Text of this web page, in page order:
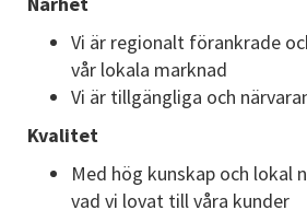
Vi är regionalt förankrade
vår lokala marknad
Vi är tillgängliga och
Kvalitet
Med hög kunskap och lokal
vad vi lovat till våra kunder